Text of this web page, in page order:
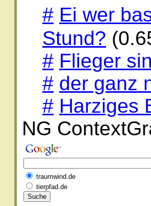
# Ei wer
Stund?
# Flieger
# der ganz
# Harziges
NG
traumwind.de
tierpfad.de